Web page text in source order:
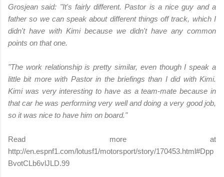
Grosjean said: "It's fairly different. Pastor is a nice guy and a
father so we can speak about different things off track, which I
didn't have with Kimi because we didn't have any common
points on that one.
"The work relationship is pretty similar, even though I speak a
little bit more with Pastor in the briefings than I did with Kimi.
Kimi was very interesting to have as a team-mate because in
that car he was performing very well and doing a very good job,
so it was nice to have him on board."
Read more at
http://en.espnf1.com/lotusf1/motorsport/story/170453.html#Dpp
BvotCLb6vlJLD.99